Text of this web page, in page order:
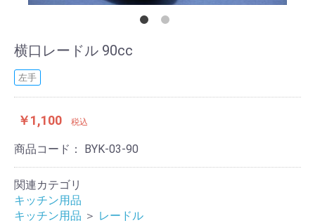
横口レードル 90cc
左手
￥1,100 税込
商品コード： BYK-03-90
関連カテゴリ
キッチン用品
キッチン用品 ＞ レードル